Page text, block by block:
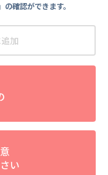
確認ができます。
加
い